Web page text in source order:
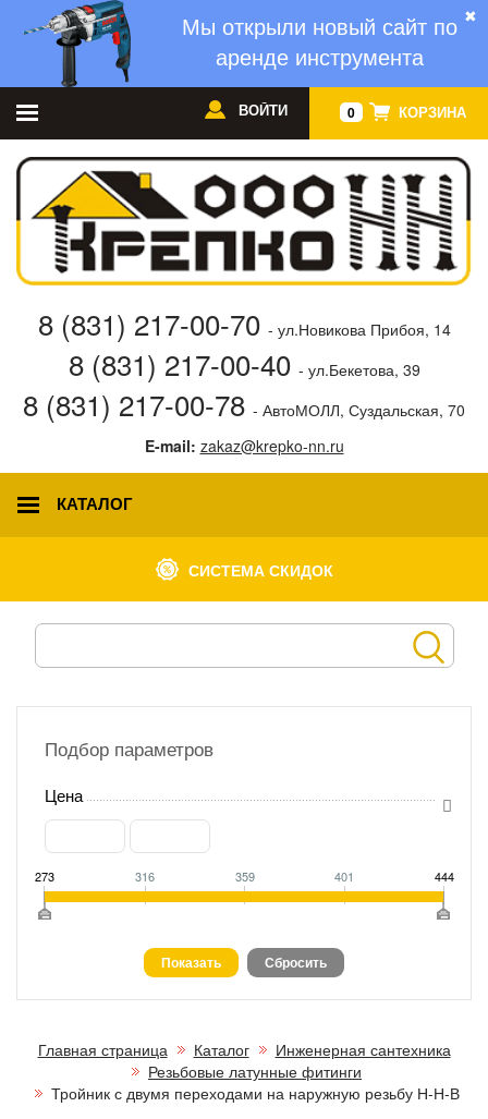
✖
Мы открыли новый сайт по
аренде инструмента
0 КОРЗИНА
ВОЙТИ
8 (831) 217-00-70 - ул.Новикова Прибоя, 14
8 (831) 217-00-40 - ул.Бекетова, 39
8 (831) 217-00-78 - АвтоМОЛЛ, Суздальская, 70
E-mail: zakaz@krepko-nn.ru
КАТАЛОГ
СИСТЕМА СКИДОК
Подбор параметров
Цена
273 316 359 401 444
Главная страница Каталог
Инженерная сантехника
Резьбовые латунные фитинги
Тройник с двумя переходами на наружную резьбу Н-Н-В